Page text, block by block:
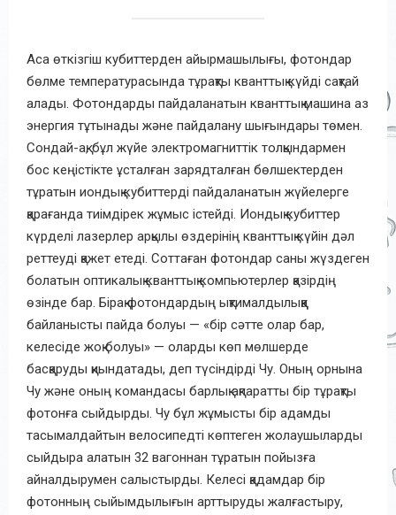
Аса өткізгіш кубиттерден айырмашылығы, фотондар
бөлме температурасында тұрақты кванттық күйді сақтай
алады. Фотондарды пайдаланатын кванттық машина аз
энергия тұтынады және пайдалану шығындары төмен.
Сондай-ақ, бұл жүйе электромагниттік толқындармен
бос кеңістікте ұсталған зарядталған бөлшектерден
тұратын иондық кубиттерді пайдаланатын жүйелерге
қарағанда тиімдірек жұмыс істейді. Иондық кубиттер
күрделі лазерлер арқылы өздерінің кванттық күйін дәл
реттеуді қажет етеді. Соттаған фотондар саны жүздеген
болатын оптикалық кванттық компьютерлер қазірдің
өзінде бар. Бірақ фотондардың ықтималдылыққа
байланысты пайда болуы — «бір сәтте олар бар,
келесіде жоқ болуы» — оларды көп мөлшерде
басқаруды қиындатады, деп түсіндірді Чу. Оның орнына
Чу және оның командасы барлық ақпаратты бір тұрақты
фотонға сыйдырды. Чу бұл жұмысты бір адамды
тасымалдайтын велосипедті көптеген жолаушыларды
сыйдыра алатын 32 вагоннан тұратын пойызға
айналдырумен салыстырды. Келесі қадамдар бір
фотонның сыйымдылығын арттыруды жалғастыру,